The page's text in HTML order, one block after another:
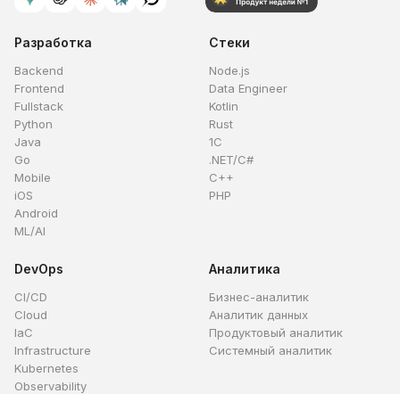
Разработка
Backend
Frontend
Fullstack
Python
Java
Go
Mobile
iOS
Android
ML/AI
Стеки
Node.js
Data Engineer
Kotlin
Rust
1C
.NET/C#
C++
PHP
DevOps
CI/CD
Cloud
IaC
Infrastructure
Kubernetes
Observability
Аналитика
Бизнес-аналитик
Аналитик данных
Продуктовый аналитик
Системный аналитик